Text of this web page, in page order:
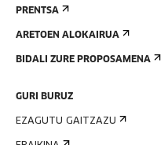
PRENTSA
ARETOEN ALOKAIRUA
BIDALI ZURE PROPOSAMENA
GURI BURUZ
EZAGUTU GAITZAZU